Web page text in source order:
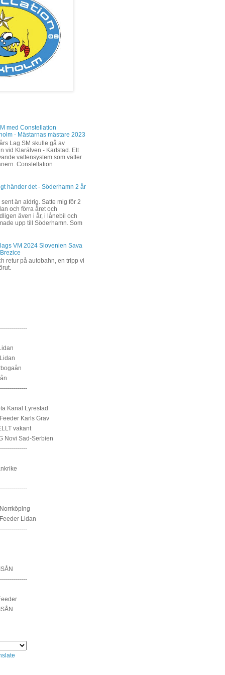
med Constellation
- Mästarnas mästare 2023
Lag SM skulle gå av
vid Klarälven - Karlstad. Ett
vattensystem som vätter
Constellation
händer det - Söderhamn 2 år
sent än aldrig. Satte mig för 2
och förra året och
även i år, i lånebil och
upp till Söderhamn. Som
VM 2024 Slovenien Sava
retur på autobahn, en tripp vi
Kanal Lyrestad
Karls Grav
vakant
Novi Sad-Serbien
Lidan